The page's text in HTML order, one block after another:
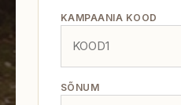
KAMPAANIA KOOD
SÕNUM